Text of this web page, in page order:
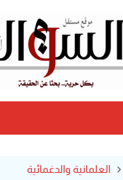
العلمانية والدغمائية